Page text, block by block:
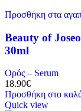
Προσθήκη στα
Beauty of
30ml
Ορός – Serum
18.90€
Προσθήκη στο
Quick view